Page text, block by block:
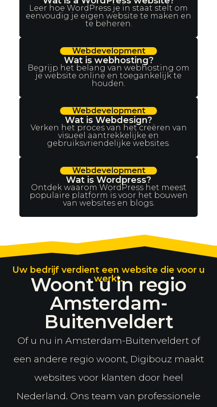
Leer hoe WordPress je in staat stelt om
eenvoudig je eigen website te maken en
te beheren.
Webdevelopment
Wat is webhosting?
Begrijp het belang van webhosting om
je website online en toegankelijk te
houden.
Webdevelopment
Wat is Webdesign?
Verken het proces van het creëren van
visueel aantrekkelijke en
gebruiksvriendelijke websites.
Webdevelopment
Wat is Wordpress?
Ontdek waarom WordPress het meest
populaire platform is voor het bouwen
van websites en blogs.
Uw bedrijf verdient een website die voor u
werkt.
Woont u in regio
Amsterdam-
Buitenveldert
Of u nu in Amsterdam-Buitenveldert of
een andere regio woont, Digibouz maakt
websites voor klanten door heel
Nederland. Ons team van professionele